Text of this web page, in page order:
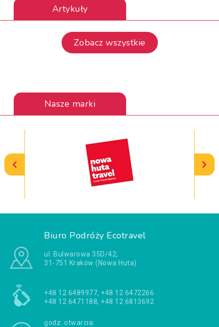
Artykuły
Zobacz wszystkie
Nasze marki
Biuro Podróży Ecotravel
ul. Bulwarowa 35D/42,
31-751 Kraków (Nowa Huta)
+48 12 6489977, +48 12 6472266
+48 12 6471188, +48 12 6813692
godz. otwarcia: